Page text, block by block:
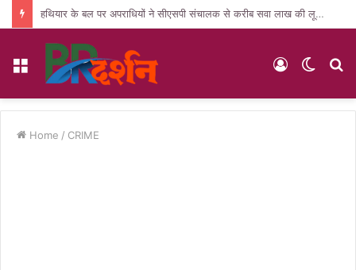
हथियार के बल पर अपराधियों ने सीएसपी संचालक से करीब सवा लाख की लूट, जांच में जुटी पुलिस
Menu
Switch
Log
Home / CRIME